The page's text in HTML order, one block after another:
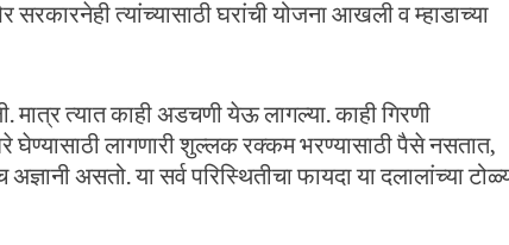
त्यांच्यासाठी घरांची योजना आखली व म्हाडाच्या
मात्र त्यात काही अडचणी येऊ लागल्या. काही गिरणी
घेण्यासाठी लागणारी शुल्लक रक्कम भरण्यासाठी पैसे नसतात,
असतो. या सर्व परिस्थितीचा फायदा या दलालांच्या